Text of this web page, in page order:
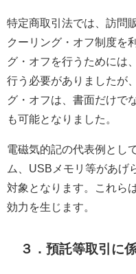
特定商取引法では、訪問
クーリング・オフ制度を
グ・オフを行うためには
行う必要がありましたが
グ・オフは、書面だけで
も可能となりました。
電磁気的記の代表例とし
ム、USBメモリ等があげ
対象となります。これら
効力を生じます。
３．預託等取引に